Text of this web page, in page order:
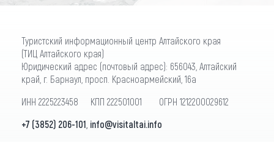
Туристский информационный центр Алтайского края
(ТИЦ Алтайского края)
Юридический адрес (почтовый адрес): 656043, Алтайский
край, г. Барнаул, просп. Красноармейский, 16а
ИНН 2225223458 КПП 222501001 ОГРН 1212200029612
+7 (3852) 206-101 info@visitaltai.info